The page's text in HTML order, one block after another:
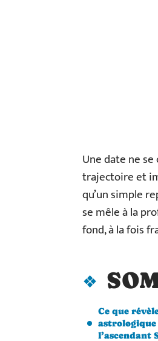
Une date ne
trajectoire et
qu’un simple
se mêle à la
fond, à la fois
Ce que
astrologique
l’ascendant